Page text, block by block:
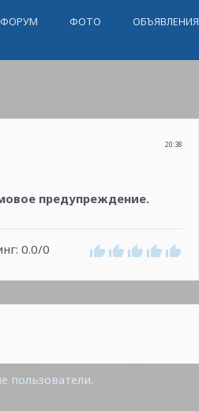
ФОРУМ ФОТО ОБЪЯВЛЕНИЯ
20:38
предупреждение.
: 0.0/0
пользователи.